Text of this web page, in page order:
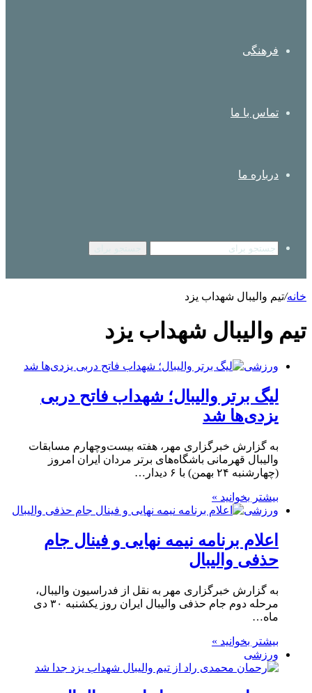
فرهنگی
تماس با ما
درباره ما
خانه/تیم والیبال شهداب یزد
تیم والیبال شهداب یزد
ورزشی
لیگ برتر والیبال؛ شهداب فاتح دربی
یزدی‌ها شد
به گزارش خبرگزاری مهر، هفته بیست‌وچهارم مسابقات
والیبال قهرمانی باشگاه‌های برتر مردان ایران امروز
(چهارشنبه ۲۴ بهمن) با ۶ دیدار…
بیشتر بخوانید »
ورزشی
اعلام برنامه نیمه نهایی و فینال جام
حذفی والیبال
به گزارش خبرگزاری مهر به نقل از فدراسیون والیبال،
مرحله دوم جام حذفی والیبال ایران روز یکشنبه ۳۰ دی
ماه…
بیشتر بخوانید »
ورزشی